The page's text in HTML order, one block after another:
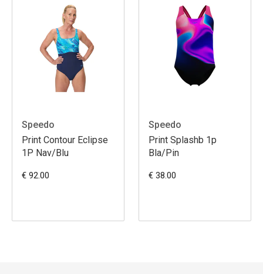
Speedo
Print Contour Eclipse
1P Nav/Blu
€ 92.00
Speedo
Print Splashb 1p
Bla/Pin
€ 38.00